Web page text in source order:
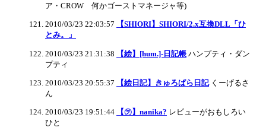
ア・CROW 何かゴーストマネージャ等)
2010/03/23 22:03:57
【SHIORI】SHIORI/2.x互換DLL「ひ
とみ。」
2010/03/23 21:31:38 【絵】[hum.]-日記帳 ハンプティ・ダン
プティ
2010/03/23 20:55:37 【絵日記】きゅろぱら日記 くーげるさ
ん
2010/03/23 19:51:44 【㋾】nanika? レビューがおもしろい
ひと